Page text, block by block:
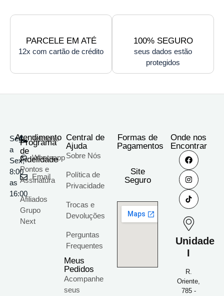
PARCELE EM ATÉ
12x com cartão de crédito
100% SEGURO
seus dados estão
protegidos
Atendimento
Seg
a
Sex;
8:00
as
16:00
Telefone
Whatsapp
Email
Programa
de
Fidelidade
Pontos e
Assinatura
Afiliados
Grupo
Next
Central de
Ajuda
Sobre Nós
Política de
Privacidade
Trocas e
Devoluções
Perguntas
Frequentes
Meus
Pedidos
Acompanhe
seus
Formas de
Pagamentos
Site
Seguro
Onde nos
Encontrar
Unidade
I
R.
Oriente,
785 -